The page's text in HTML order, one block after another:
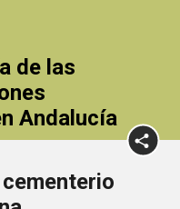
de las
Andalucía